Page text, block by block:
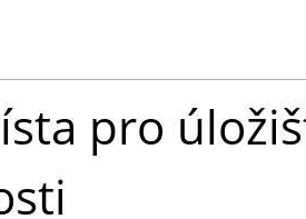
pro